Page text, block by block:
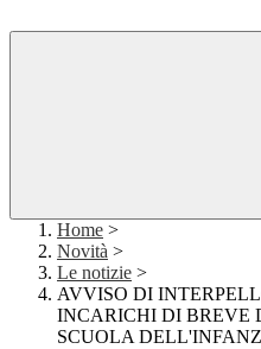
Home >
Novità >
Le notizie >
AVVISO DI
INCARICHI DI BREVE
SCUOLA